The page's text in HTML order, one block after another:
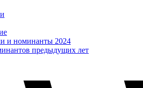
и номинанты 2024
предыдущих лет